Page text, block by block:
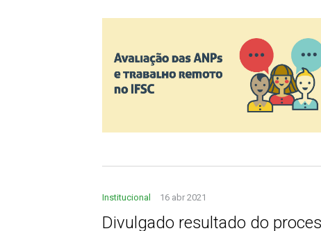
Institucional 16 abr 2021
Divulgado resultado do